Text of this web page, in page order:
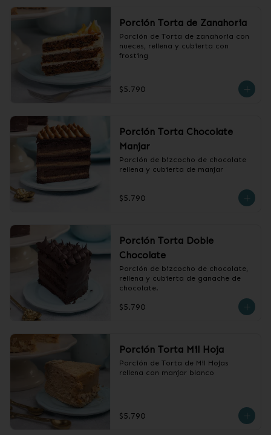
Porción Torta de Zanahoria
Porción de Torta de zanahoria con
nueces, rellena y cubierta con
frosting
$5.790
Porción Torta Chocolate
Manjar
Porción de bizcocho de chocolate
rellena y cubierta de manjar
$5.790
Porción Torta Doble
Chocolate
Porción de bizcocho de chocolate,
rellena y cubierta de ganache de
chocolate.
$5.790
Porción Torta Mil Hoja
Porción de Torta de Mil Hojas
rellena con manjar blanco
$5.790